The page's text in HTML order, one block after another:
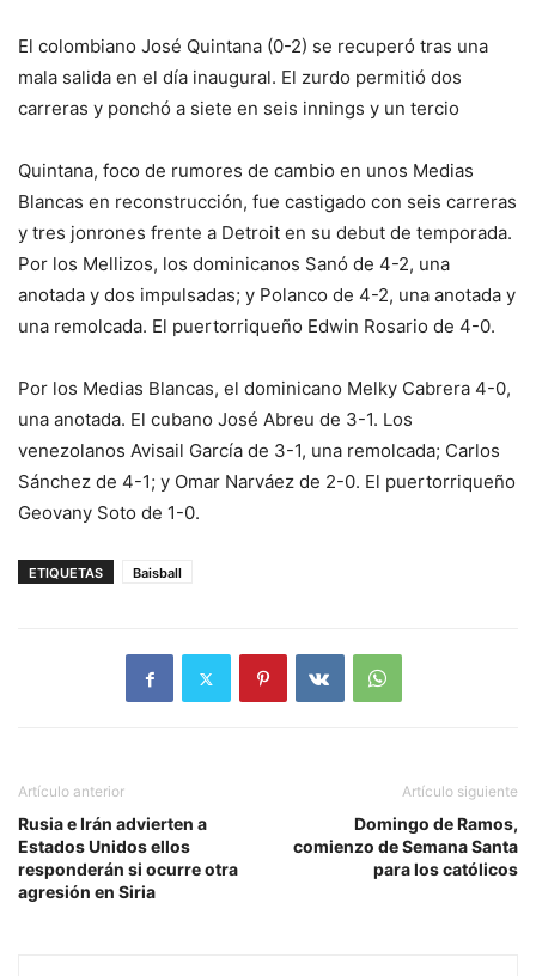
El colombiano José Quintana (0-2) se recuperó tras una
mala salida en el día inaugural. El zurdo permitió dos
carreras y ponchó a siete en seis innings y un tercio
Quintana, foco de rumores de cambio en unos Medias
Blancas en reconstrucción, fue castigado con seis carreras
y tres jonrones frente a Detroit en su debut de temporada.
Por los Mellizos, los dominicanos Sanó de 4-2, una
anotada y dos impulsadas; y Polanco de 4-2, una anotada y
una remolcada. El puertorriqueño Edwin Rosario de 4-0.
Por los Medias Blancas, el dominicano Melky Cabrera 4-0,
una anotada. El cubano José Abreu de 3-1. Los
venezolanos Avisail García de 3-1, una remolcada; Carlos
Sánchez de 4-1; y Omar Narváez de 2-0. El puertorriqueño
Geovany Soto de 1-0.
ETIQUETAS Baisball
Artículo anterior
Rusia e Irán advierten a
Estados Unidos ellos
responderán si ocurre otra
agresión en Siria
Artículo siguiente
Domingo de Ramos,
comienzo de Semana Santa
para los católicos